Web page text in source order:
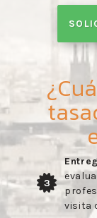
3
visita